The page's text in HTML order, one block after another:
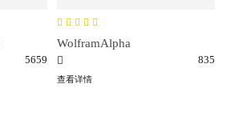
5659
WolframAlpha
835
查看详情